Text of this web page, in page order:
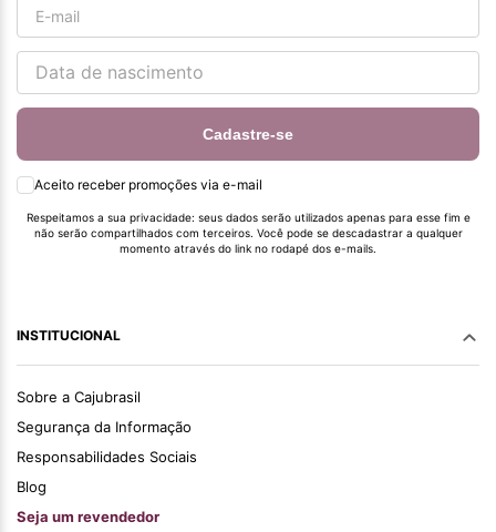
Cadastre-se
Aceito receber promoções via e-mail
Respeitamos a sua privacidade: seus dados serão utilizados apenas para esse fim e
não serão compartilhados com terceiros. Você pode se descadastrar a qualquer
momento através do link no rodapé dos e-mails.
INSTITUCIONAL
Sobre a Cajubrasil
Segurança da Informação
Responsabilidades Sociais
Blog
Seja um revendedor